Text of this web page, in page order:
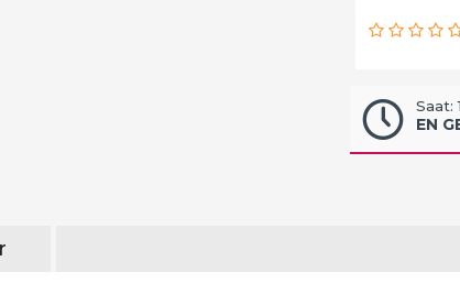
Saat:
EN